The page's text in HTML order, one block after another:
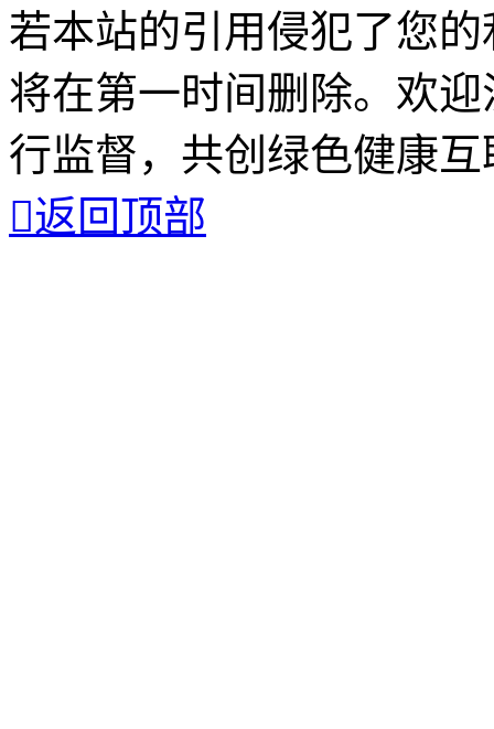
若本站的引用侵犯了您
将在第一时间删除。欢
行监督，共创绿色健康互
返回顶部